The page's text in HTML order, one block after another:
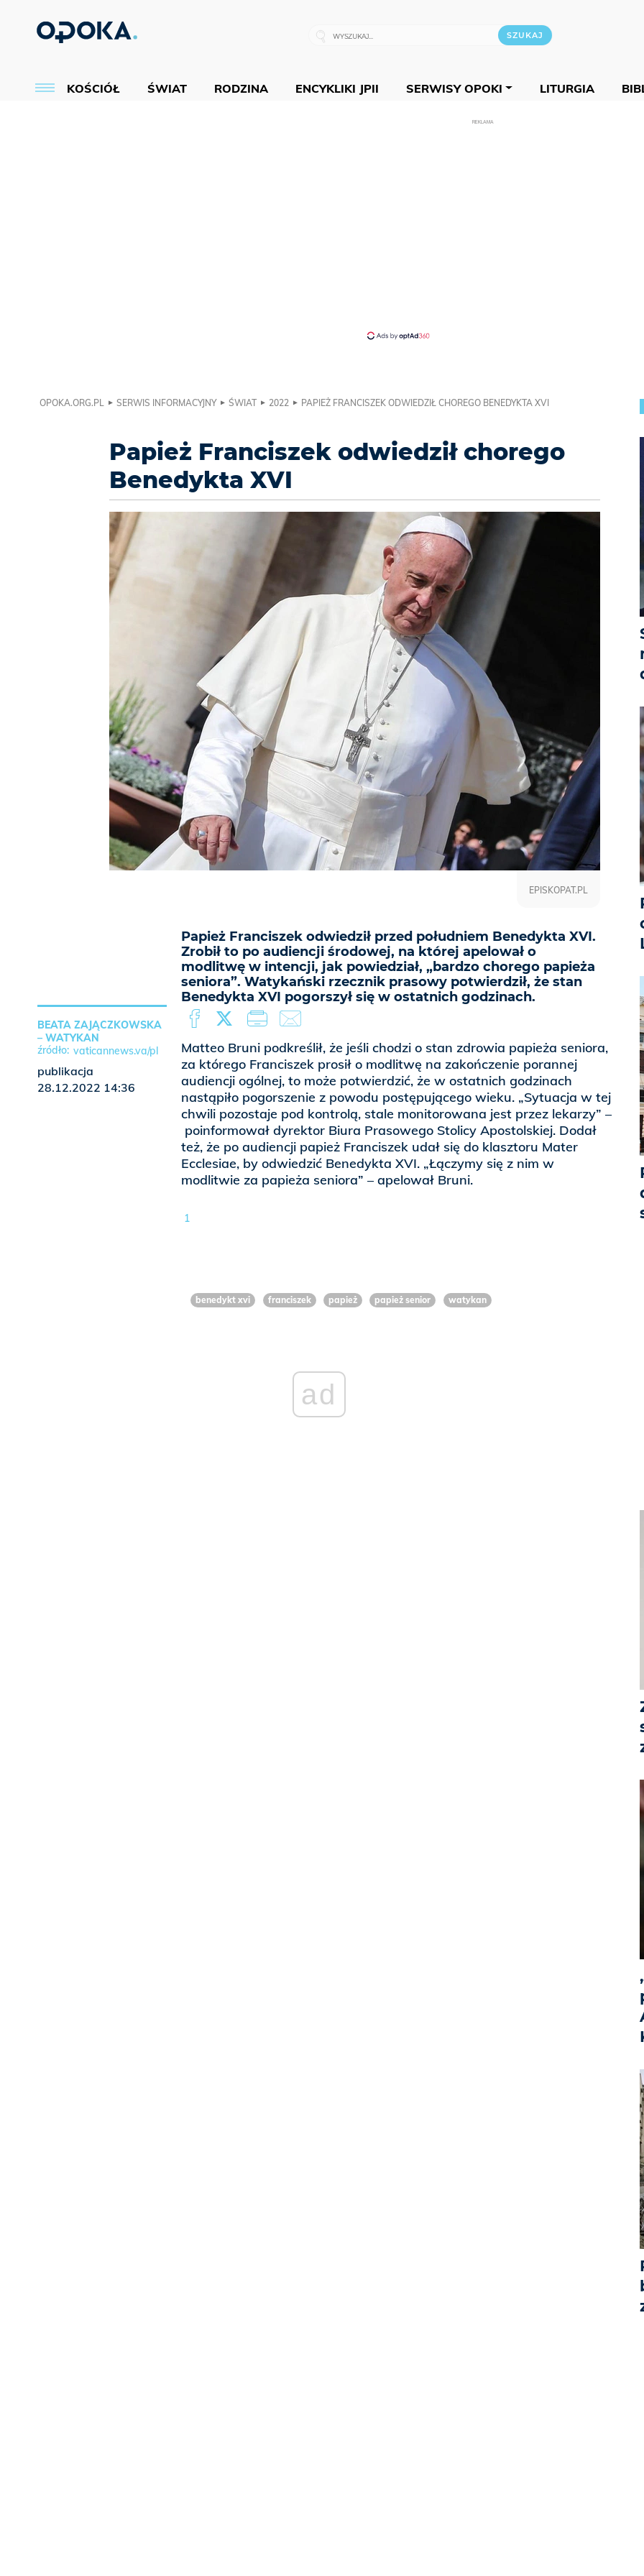
KOŚCIÓŁ ŚWIAT RODZINA ENCYKLIKI JPII SERWISY OPOKI LITURGIA
REKLAMA
OPOKA.ORG.PL SERWIS INFORMACYJNY ŚWIAT 2022 PAPIEŻ FRANCISZEK ODWIEDZIŁ CHOREGO BENEDYKTA XVI
Papież Franciszek odwiedził chorego
Benedykta XVI
Papież Franciszek odwiedził przed południem Benedykta XVI.
Zrobił to po audiencji środowej, na której apelował o
modlitwę w intencji, jak powiedział, „bardzo chorego papieża
seniora”. Watykański rzecznik prasowy potwierdził, że stan
Benedykta XVI pogorszył się w ostatnich godzinach.
EPISKOPAT.PL
Matteo Bruni podkreślił, że jeśli chodzi o stan zdrowia papieża seniora,
za którego Franciszek prosił o modlitwę na zakończenie porannej
audiencji ogólnej, to może potwierdzić, że w ostatnich godzinach
nastąpiło pogorszenie z powodu postępującego wieku. „Sytuacja w tej
chwili pozostaje pod kontrolą, stale monitorowana jest przez lekarzy” –
poinformował dyrektor Biura Prasowego Stolicy Apostolskiej. Dodał
też, że po audiencji papież Franciszek udał się do klasztoru Mater
Ecclesiae, by odwiedzić Benedykta XVI. „Łączymy się z nim w
modlitwie za papieża seniora” – apelował Bruni.
1
BEATA ZAJĄCZKOWSKA
– WATYKAN
vaticannews.va/pl
publikacja
28.12.2022 14:36
benedykt xvi franciszek papież papież senior watykan
ad